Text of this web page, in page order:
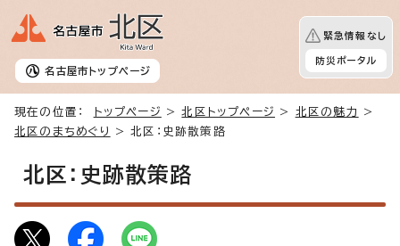
名古屋市 トップページ
緊急情報なし
防災ポータル
現在の位置： トップページ >北区トップページ > 北区の魅力
>
北区のまちめぐり
> 北区：史跡散策路
北区：史跡散策路